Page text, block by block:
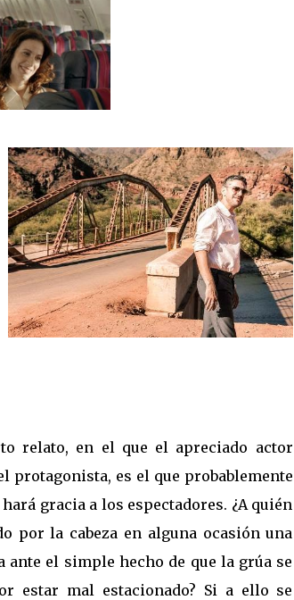
relato, en el que el apreciado actor
protagonista, es el que probablemente
gracia a los espectadores. ¿A quién
por la cabeza en alguna ocasión una
ante el simple hecho de que la grúa se
estar mal estacionado? Si a ello se